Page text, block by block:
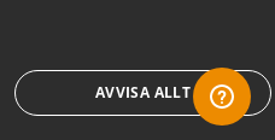
AVVISA ALLT